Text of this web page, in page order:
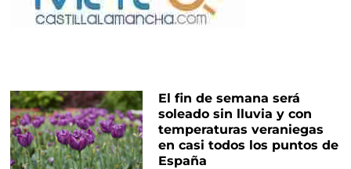
El fin de semana será
soleado sin lluvia y con
temperaturas veraniegas
en casi todos los puntos de
España